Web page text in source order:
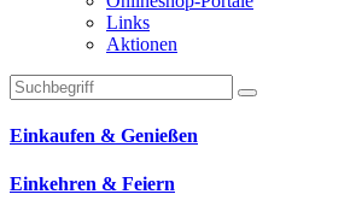
Links
Aktionen
Technisches Feld: Suchfeld
Technisches Feld: Suchbutton
Suche absenden
Einkaufen & Genießen
Einkehren & Feiern